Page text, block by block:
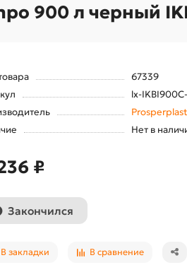
900 л черный
67339
lx-IKBI900C-
Prosperplast
Нет в
₽
Закончился
В закладки В сравнение